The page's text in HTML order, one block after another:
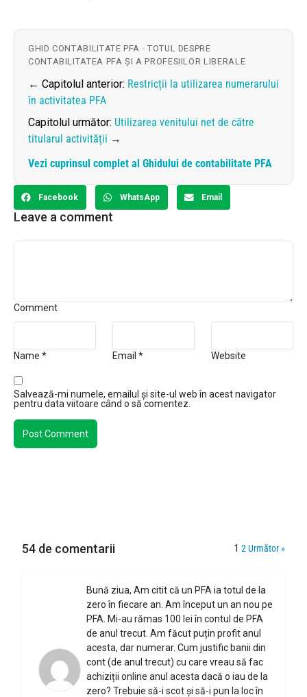
GHID CONTABILITATE PFA · TOTUL DESPRE
CONTABILITATEA PFA ȘI A PROFESIILOR LIBERALE
← Capitolul anterior: Restricții la utilizarea numerarului
în activitatea PFA
Capitolul următor: Utilizarea venitului net de către
titularul activității →
Vezi cuprinsul complet al Ghidului de contabilitate PFA
Facebook WhatsApp Email
Leave a comment
Comment
Name * Email * Website
Salvează-mi numele, emailul și site-ul web în acest navigator
pentru data viitoare când o să comentez.
54 de comentarii 1 2 Următor »
Bună ziua, Am citit că un PFA ia totul de la
zero în fiecare an. Am început un an nou pe
PFA. Mi-au rămas 100 lei în contul de PFA
de anul trecut. Am făcut puțin profit anul
acesta, dar numerar. Cum justific banii din
cont (de anul trecut) cu care vreau să fac
achiziții online anul acesta dacă o iau de la
zero? Trebuie să-i scot și să-i pun la loc în